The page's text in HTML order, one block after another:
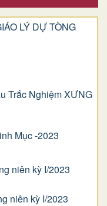
LÝ DỰ TÒNG
Trắc Nghiệm XƯNG
Mục -2023
niên kỳ I/2023
niên kỳ I/2023